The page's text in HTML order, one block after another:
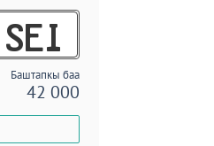
SEI
Баштапкы баа
42 000